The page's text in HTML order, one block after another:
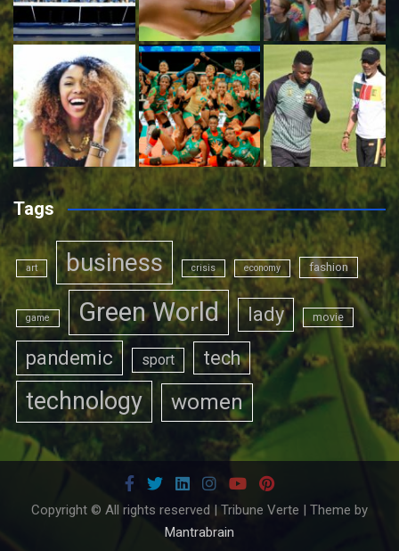
Tags
art business crisis economy fashion
game Green World lady movie
pandemic sport tech
technology women
Copyright © All rights reserved | Tribune Verte | Theme by
Mantrabrain